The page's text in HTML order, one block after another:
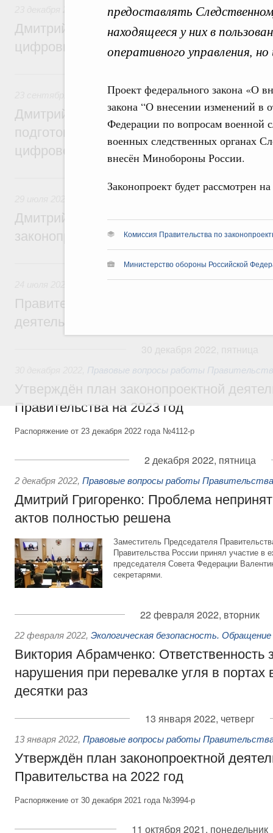
предоставлять
находящееся у них в
оперативного управления, но
Проект федерального закона «О
закона “О внесении изменений в
Федерации по вопросам военной
военных следственных органах
внесён Минобороны России.
Законопроект будет рассмотрен
Комиссия Правительства по
Министерство обороны Российской
Дмитрий Григоренко: Правительство
цифровизацию законопроектной
Правовые вопросы работы
Дмитрий Григоренко: Правительство
подготовки нормативных актов и
цифровой формат
Дмитрий Григоренко: Цифровизация
законопроектной деятельности
24 июля 2023, понедельник
Правительство повышает качество
деятельности
Правовые вопросы работы
Утверждён план законопроектной
Правительства на 2023 год
Распоряжение от 23 декабря 2022 года №4112-р
2 декабря 2022, пятница
2 декабря 2022, Правовые вопросы работы
Дмитрий Григоренко: Проблема
актов полностью решена
Заместитель Председателя
Правительства России принял участие в
председателя Совета Федерации
секретарями.
22 февраля 2022, вторник
22 февраля 2022, Экологическая безопасность.
Виктория Абрамченко: Ответственность
нарушения при перевалке угля в портах
десятки раз
13 января 2022, четверг
13 января 2022, Правовые вопросы работы
Утверждён план законопроектной
Правительства на 2022 год
Распоряжение от 30 декабря 2021 года №3994-р
11 октября 2021, понедельник